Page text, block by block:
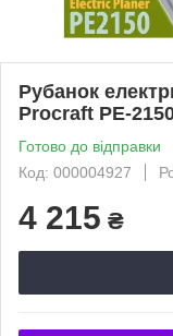
Рубанок
Procraft PE-
Готово до відправки
Код: 000004927
4 215 ₴